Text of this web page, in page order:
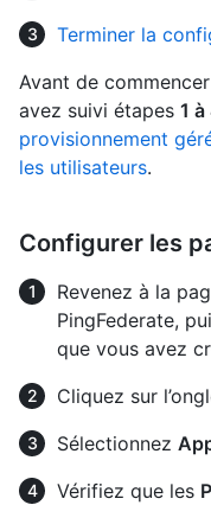
Terminer la
Avant de
avez suivi étapes 1 à
provisionnement
les utilisateurs.
Configurer les
Revenez à la
PingFederate,
que vous avez
Cliquez sur
Sélectionnez
Vérifiez que les